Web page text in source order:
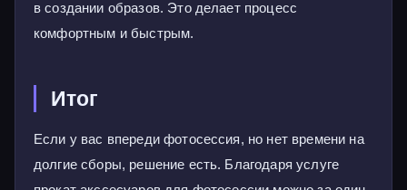
в создании образов. Это делает процесс
комфортным и быстрым.
Итог
Если у вас впереди фотосессия, но нет времени на
долгие сборы, решение есть. Благодаря услуге